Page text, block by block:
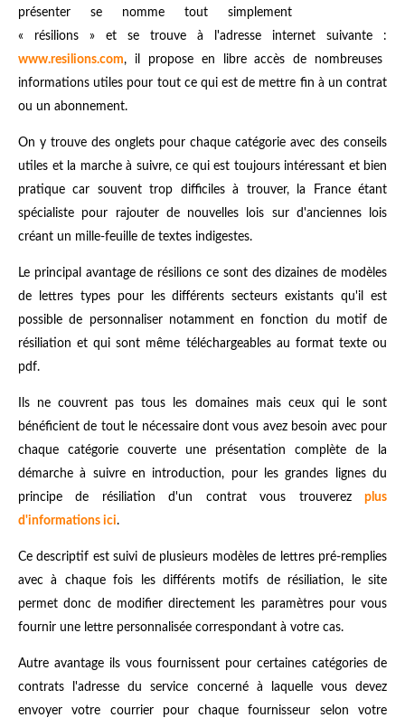
présenter se nomme tout simplement
« résilions » et se trouve à l'adresse internet suivante :
www.resilions.com, il propose en libre accès de nombreuses
informations utiles pour tout ce qui est de mettre fin à un contrat
ou un abonnement.
On y trouve des onglets pour chaque catégorie avec des conseils
utiles et la marche à suivre, ce qui est toujours intéressant et bien
pratique car souvent trop difficiles à trouver, la France étant
spécialiste pour rajouter de nouvelles lois sur d'anciennes lois
créant un mille-feuille de textes indigestes.
Le principal avantage de résilions ce sont des dizaines de modèles
de lettres types pour les différents secteurs existants qu'il est
possible de personnaliser notamment en fonction du motif de
résiliation et qui sont même téléchargeables au format texte ou
pdf.
Ils ne couvrent pas tous les domaines mais ceux qui le sont
bénéficient de tout le nécessaire dont vous avez besoin avec pour
chaque catégorie couverte une présentation complète de la
démarche à suivre en introduction, pour les grandes lignes du
principe de résiliation d'un contrat vous trouverez plus
d'informations ici.
Ce descriptif est suivi de plusieurs modèles de lettres pré-remplies
avec à chaque fois les différents motifs de résiliation, le site
permet donc de modifier directement les paramètres pour vous
fournir une lettre personnalisée correspondant à votre cas.
Autre avantage ils vous fournissent pour certaines catégories de
contrats l'adresse du service concerné à laquelle vous devez
envoyer votre courrier pour chaque fournisseur selon votre